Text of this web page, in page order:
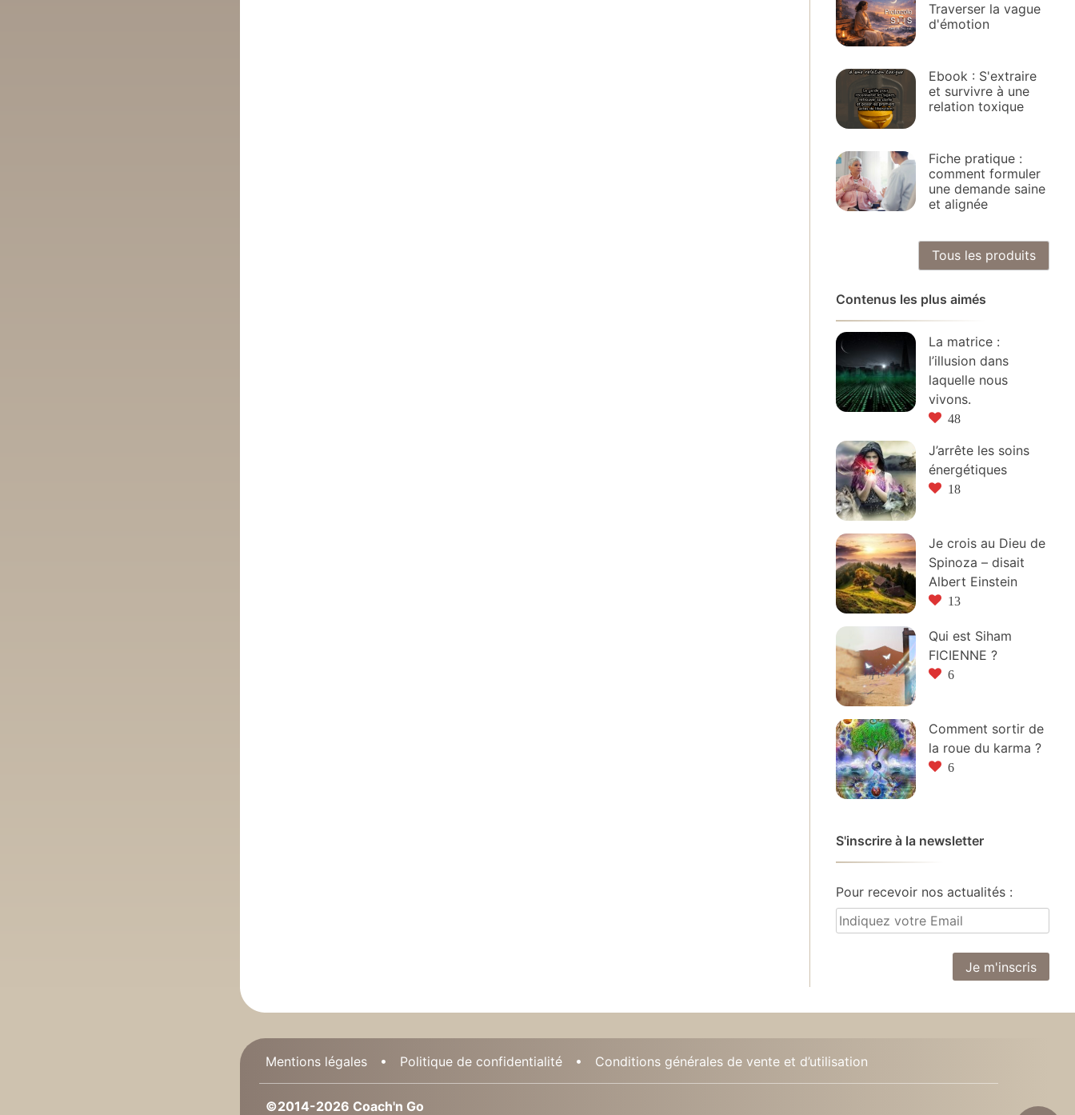
Traverser la vague
d'émotion
Ebook : S'extraire
et survivre à une
relation toxique
Fiche pratique :
comment formuler
une demande saine
et alignée
Tous les produits
Contenus les plus aimés
La matrice :
l’illusion dans
laquelle nous
vivons.
48
J’arrête les soins
énergétiques
18
Je crois au Dieu de
Spinoza – disait
Albert Einstein
13
Qui est Siham
FICIENNE ?
6
Comment sortir de
la roue du karma ?
6
S'inscrire à la newsletter
Pour recevoir nos actualités :
Mentions légales Politique de confidentialité Conditions générales de vente et d’utilisation
©2014-2026 Coach'n Go